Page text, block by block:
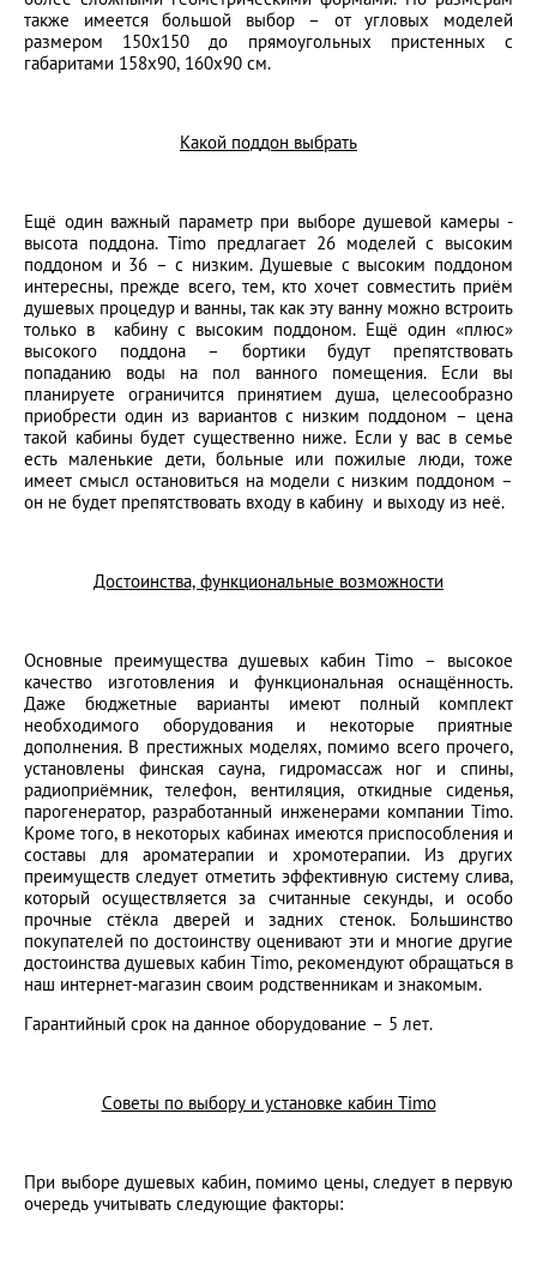
также имеется большой выбор – от угловых моделей
размером 150х150 до прямоугольных пристенных с
габаритами 158х90, 160х90 см.
Какой поддон выбрать
Ещё один важный параметр при выборе душевой камеры -
высота поддона. Timo предлагает 26 моделей с высоким
поддоном и 36 – с низким. Душевые с высоким поддоном
интересны, прежде всего, тем, кто хочет совместить приём
душевых процедур и ванны, так как эту ванну можно встроить
только в кабину с высоким поддоном. Ещё один «плюс»
высокого поддона – бортики будут препятствовать
попаданию воды на пол ванного помещения. Если вы
планируете ограничится принятием душа, целесообразно
приобрести один из вариантов с низким поддоном – цена
такой кабины будет существенно ниже. Если у вас в семье
есть маленькие дети, больные или пожилые люди, тоже
имеет смысл остановиться на модели с низким поддоном –
он не будет препятствовать входу в кабину и выходу из неё.
Достоинства, функциональные возможности
Основные преимущества душевых кабин Timo – высокое
качество изготовления и функциональная оснащённость.
Даже бюджетные варианты имеют полный комплект
необходимого оборудования и некоторые приятные
дополнения. В престижных моделях, помимо всего прочего,
установлены финская сауна, гидромассаж ног и спины,
радиоприёмник, телефон, вентиляция, откидные сиденья,
парогенератор, разработанный инженерами компании Timo.
Кроме того, в некоторых кабинах имеются приспособления и
составы для ароматерапии и хромотерапии. Из других
преимуществ следует отметить эффективную систему слива,
который осуществляется за считанные секунды, и особо
прочные стёкла дверей и задних стенок. Большинство
покупателей по достоинству оценивают эти и многие другие
достоинства душевых кабин Timo, рекомендуют обращаться в
наш интернет-магазин своим родственникам и знакомым.
Гарантийный срок на данное оборудование – 5 лет.
Советы по выбору и установке кабин Timo
При выборе душевых кабин, помимо цены, следует в первую
очередь учитывать следующие факторы: